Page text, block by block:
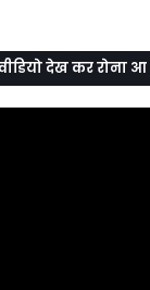
वीडियो देख कर रोना